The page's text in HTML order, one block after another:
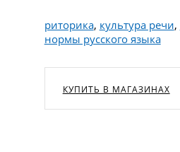
риторика, культура речи,
нормы русского языка
КУПИТЬ В МАГАЗИНАХ